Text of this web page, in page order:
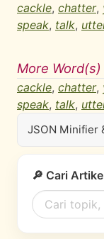
cackle, chatter,
speak, talk,
More Word(s)
cackle, chatter,
speak, talk,
JSON Minifier
🔎 Cari